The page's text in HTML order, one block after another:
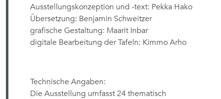
Ausstellungskonzeption und -text: Pekka Hako
Übersetzung: Benjamin Schweitzer
grafische Gestaltung: Maarit Inbar
digitale Bearbeitung der Tafeln: Kimmo Arho
Technische Angaben:
Die Ausstellung umfasst 24 thematisch